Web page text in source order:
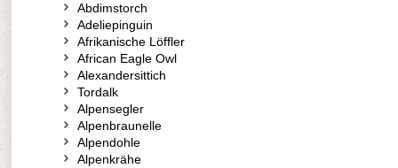
Abdimstorch
Adeliepinguin
Afrikanische Löffler
African Eagle Owl
Alexandersittich
Tordalk
Alpensegler
Alpenbraunelle
Alpendohle
Alpenkrähe